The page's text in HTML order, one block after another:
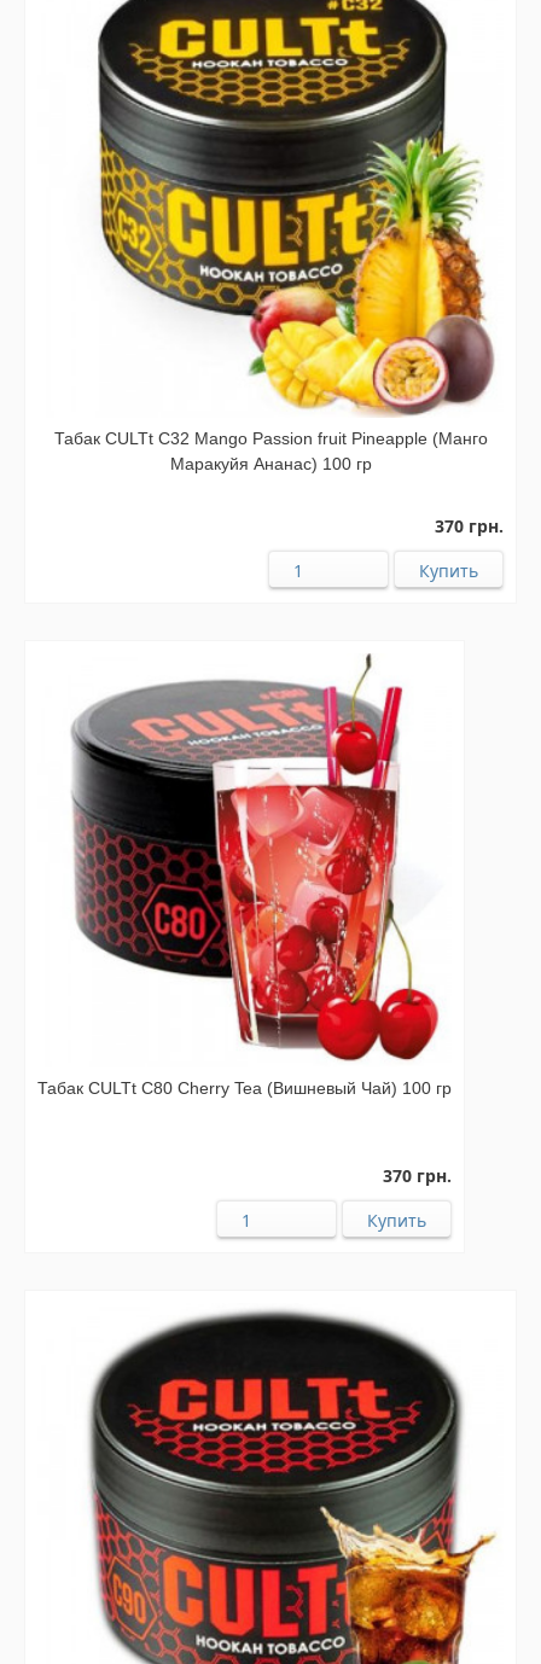
Табак CULTt C32 Mango Passion fruit Pineapple (Манго
Маракуйя Ананас) 100 гр
370 грн.
Табак CULTt C80 Cherry Tea (Вишневый Чай) 100 гр
370 грн.